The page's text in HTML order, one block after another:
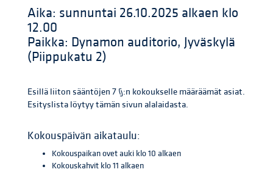
Aika: sunnuntai 26.10.2025 alkaen klo
12.00
Paikka: Dynamon auditorio, Jyväskylä
(Piippukatu 2)
Esillä liiton sääntöjen 7 §:n kokoukselle määräämät asiat.
Esityslista löytyy tämän sivun alalaidasta.
Kokouspäivän aikataulu:
Kokouspaikan ovet auki klo 10 alkaen
Kokouskahvit klo 11 alkaen